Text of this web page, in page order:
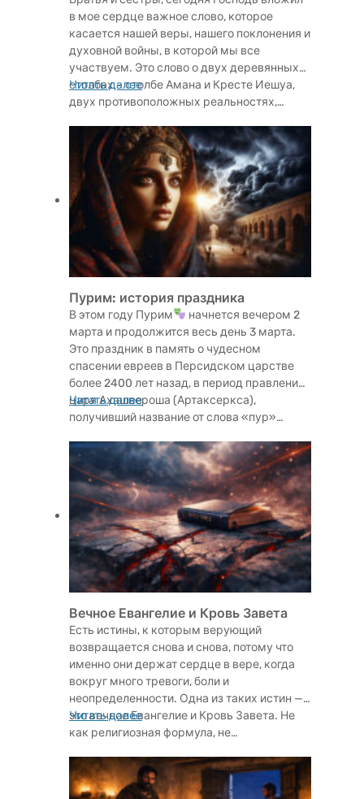
в мое сердце важное слово, которое
касается нашей веры, нашего поклонения и
духовной войны, в которой мы все
участвуем. Это слово о двух деревянных
столбах – столбе Амана и Кресте Иешуа,
двух противоположных реальностях,…
Читать далее
Пурим: история праздника
В этом году Пурим
начнется вечером 2
марта и продолжится весь день 3 марта.
Это праздник в память о чудесном
спасении евреев в Персидском царстве
более 2400 лет назад, в период правления
царя Ахашвероша (Артаксеркса),
получивший название от слова «пур»…
Читать далее
Вечное Евангелие и Кровь Завета
Есть истины, к которым верующий
возвращается снова и снова, потому что
именно они держат сердце в вере, когда
вокруг много тревоги, боли и
неопределенности. Одна из таких истин —
это вечное Евангелие и Кровь Завета. Не
как религиозная формула, не…
Читать далее